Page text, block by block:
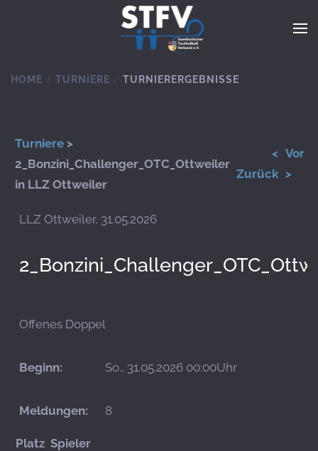
Zum Hauptinhalt springen
HOME TURNIERE TURNIERERGEBNISSE
Turniere >
2_Bonzini_Challenger_OTC_Ottweiler
in LLZ Ottweiler
<
Zurück
Vor
>
LLZ Ottweiler, 31.05.2026
Offenes Doppel
Beginn: So., 31.05.2026 00:00Uhr
Meldungen: 8
Platz Spieler